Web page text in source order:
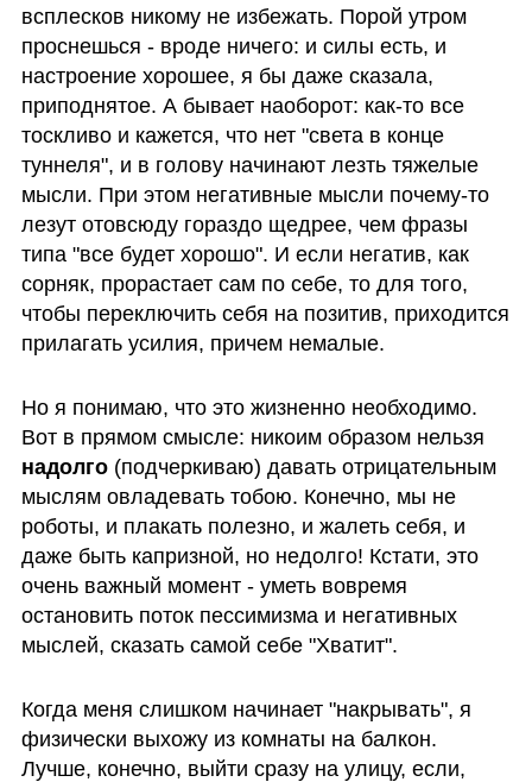
всплесков никому не избежать. Порой утром
проснешься - вроде ничего: и силы есть, и
настроение хорошее, я бы даже сказала,
приподнятое. А бывает наоборот: как-то все
тоскливо и кажется, что нет "света в конце
туннеля", и в голову начинают лезть тяжелые
мысли. При этом негативные мысли почему-то
лезут отовсюду гораздо щедрее, чем фразы
типа "все будет хорошо". И если негатив, как
сорняк, прорастает сам по себе, то для того,
чтобы переключить себя на позитив, приходится
прилагать усилия, причем немалые.
Но я понимаю, что это жизненно необходимо.
надолго (подчеркиваю) давать отрицательным
мыслям овладевать тобою. Конечно, мы не
роботы, и плакать полезно, и жалеть себя, и
даже быть капризной, но недолго! Кстати, это
очень важный момент - уметь вовремя
остановить поток пессимизма и негативных
мыслей, сказать самой себе "Хватит".
Когда меня слишком начинает "накрывать", я
физически выхожу из комнаты на балкон.
Лучше, конечно, выйти сразу на улицу, если,